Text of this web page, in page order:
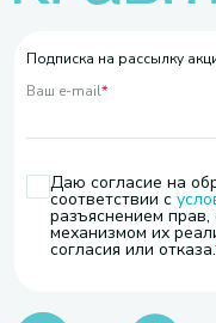
Подписка на рассылку
Ваш e-mail*
Даю согласие на
соответствии с
разъяснением прав,
механизмом их
согласия или отказа.